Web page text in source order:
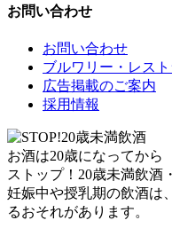
お問い合わせ
お問い合わせ
ブルワリー・レス
広告掲載のご案内
採用情報
お酒は20歳になってから
ストップ！20歳未満飲酒
妊娠中や授乳期の飲酒は
るおそれがあります。